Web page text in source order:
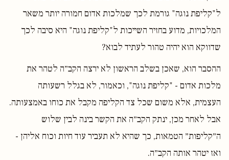
ל"קליפת נוגה" גורמת לכך שמלכות אדום חמורה יותר משאר
המלכויות, מדוע בחזיר השייכות ל"קליפת נוגה" היא סיבה לכך
שדווקא הוא יהיה טהור לעתיד לבוא?
ההסבר הוא, שאכן בשלב הראשון לא ירצה הקב״ה לטהר את
מלכות אדום - "קליפת נוגה", וכאמור, לא בגלל רשעותה
העצמית, אלא משום שכל צד הקליפה מקבל את כוחו באמצעותה.
אבל לאחר מכן, ינתק הקב״ה את הקשר בינה לבין שלוש
ה״קליפות״ הטמאות, כך שהיא לא תעביר עוד חיות וכוח אליהן -
ואז יטהר אותה הקב״ה.